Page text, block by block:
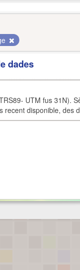
dades
UTM fus 31N).
disponible, des